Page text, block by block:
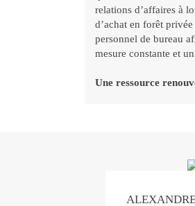
relations d’affaires à
d’achat en forêt
personnel de bureau
mesure constante et
Une ressource